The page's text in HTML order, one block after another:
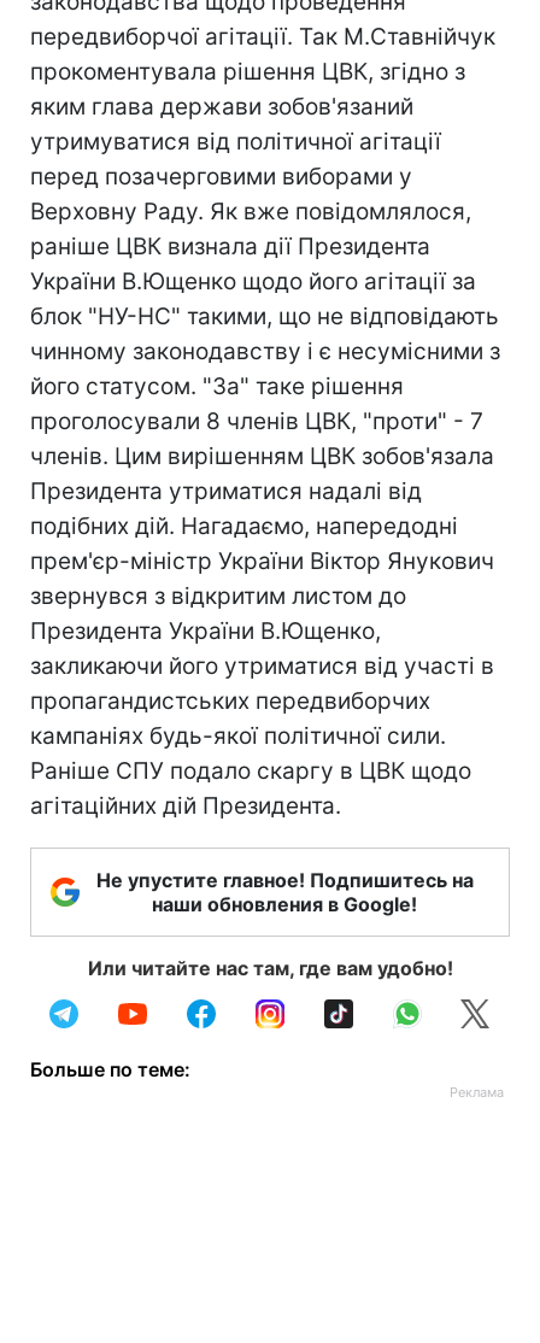
передвиборчої агітації. Так М.Ставнійчук
прокоментувала рішення ЦВК, згідно з
яким глава держави зобов'язаний
утримуватися від політичної агітації
перед позачерговими виборами у
Верховну Раду. Як вже повідомлялося,
раніше ЦВК визнала дії Президента
України В.Ющенко щодо його агітації за
блок "НУ-НС" такими, що не відповідають
чинному законодавству і є несумісними з
його статусом. "За" таке рішення
проголосували 8 членів ЦВК, "проти" - 7
членів. Цим вирішенням ЦВК зобов'язала
Президента утриматися надалі від
подібних дій. Нагадаємо, напередодні
прем'єр-міністр України Віктор Янукович
звернувся з відкритим листом до
Президента України В.Ющенко,
закликаючи його утриматися від участі в
пропагандистських передвиборчих
кампаніях будь-якої політичної сили.
Раніше СПУ подало скаргу в ЦВК щодо
агітаційних дій Президента.
Не упустите главное! Подпишитесь на
наши обновления в Google!
Или читайте нас там, где вам удобно!
Больше по теме: